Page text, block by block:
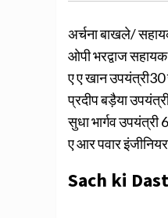
अर्चना बाखले/
ओपी भरद्वाज
ए ए खान
प्रदीप बड़ैया
सुधा भार्गव
ए आर पवार
Sach ki